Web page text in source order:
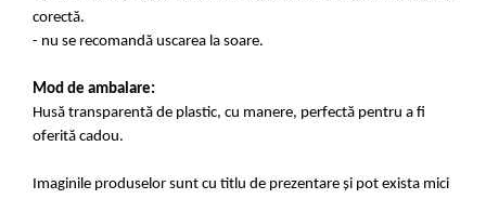
corectă.
- nu se recomandă uscarea la soare.
Mod de ambalare:
Husă transparentă de plastic, cu manere, perfectă pentru a fi
oferită cadou.
Imaginile produselor sunt cu titlu de prezentare și pot exista mici